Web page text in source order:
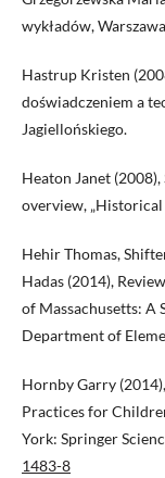
wykładów,
Hastrup Kristen
doświadczeniem a
Jagiellońskiego.
Heaton Janet
overview, „Historical
Hehir Thomas,
Hadas (2014),
of Massachusetts: A
Department of
Hornby Garry
Practices for
York: Springer
1483-8